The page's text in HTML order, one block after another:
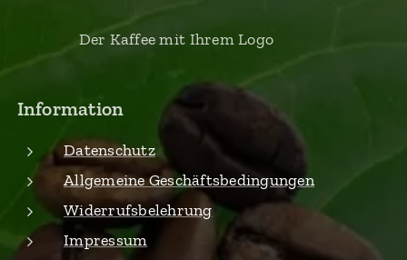
Der Kaffee mit Ihrem Logo
Information
Datenschutz
Allgemeine Geschäftsbedingungen
Widerrufsbelehrung
Impressum